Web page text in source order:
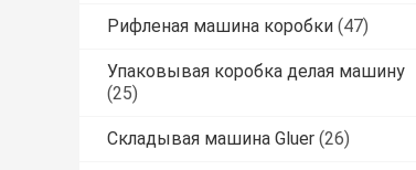
Рифленая машина коробки (47)
Упаковывая коробка делая машину
(25)
Складывая машина Gluer (26)